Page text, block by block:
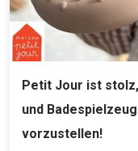
Petit Jour ist
und
vorzustellen!